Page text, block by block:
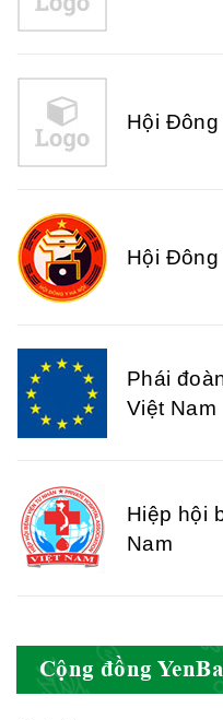
Hội
Hội Đông
Phái
Việt Nam
Hiệp hội
Nam
Cục
BYT
Cộng đồng